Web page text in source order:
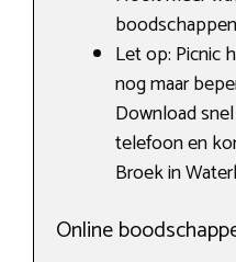
Let op: Picnic
nog maar
Download
telefoon en
Broek in
Online